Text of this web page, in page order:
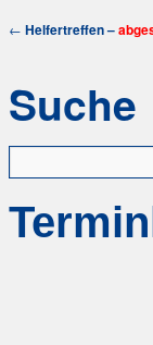
← Helfertreffen –
Suche